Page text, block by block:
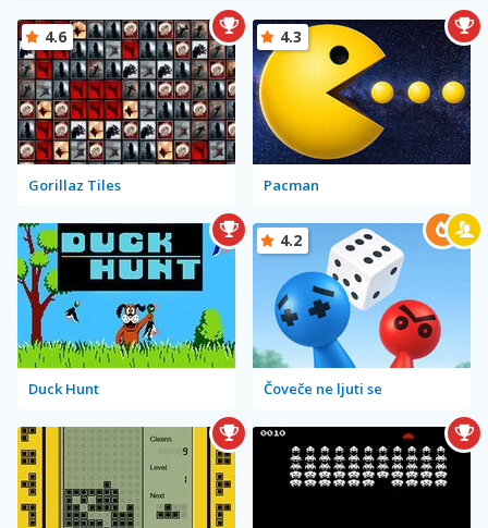
Gorillaz Tiles
4.6
Pacman
4.3
Duck Hunt Čoveče ne ljuti se
4.2